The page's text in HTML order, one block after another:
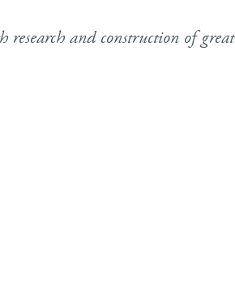
and construction of great